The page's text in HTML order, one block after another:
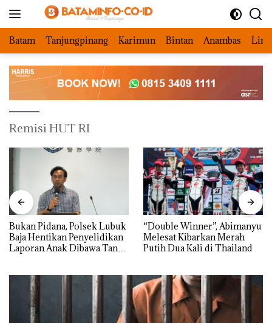
Batam Tanjungpinang Karimun Bintan Anambas
Remisi HUT RI
Bukan Pidana, Polsek Lubuk
Baja Hentikan Penyelidikan
Laporan Anak Dibawa Tanpa
“Double Winner”, Abimanyu
Melesat Kibarkan Merah
Putih Dua Kali di Thailand